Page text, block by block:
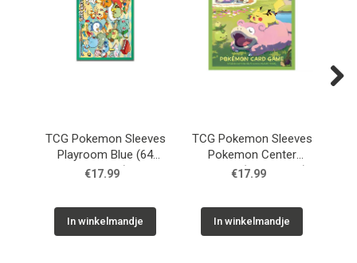
TCG Pokemon Sleeves
Playroom Blue (64
Sleeves)
€17.99
In winkelmandje
TCG Pokemon Sleeves
Pokemon Center
Kagawa (64 Sleeves)
€17.99
In winkelmandje